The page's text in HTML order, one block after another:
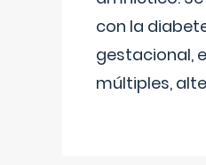
con la
gestacional,
múltiples,